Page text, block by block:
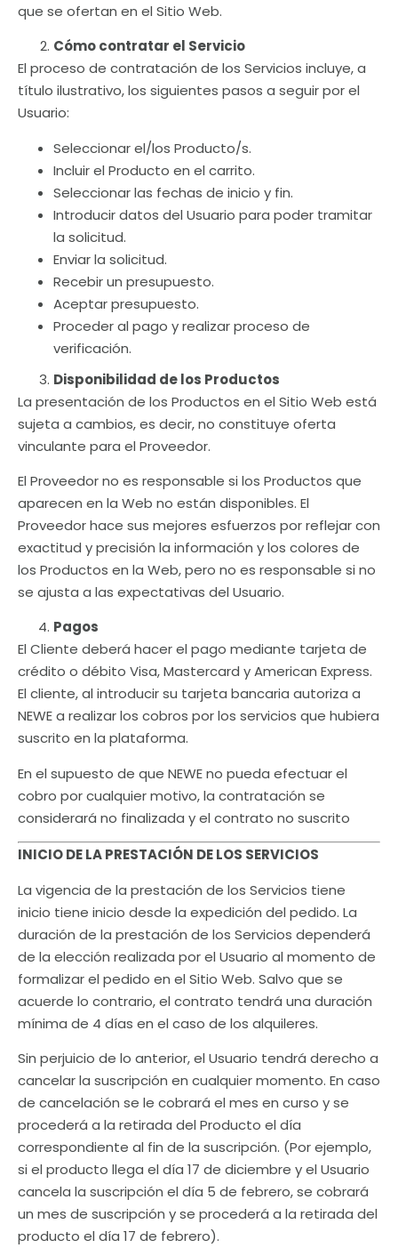
que se ofertan en el Sitio Web.
Cómo contratar el Servicio
El proceso de contratación de los Servicios incluye, a
título ilustrativo, los siguientes pasos a seguir por el
Usuario:
Seleccionar el/los Producto/s.
Incluir el Producto en el carrito.
Seleccionar las fechas de inicio y fin.
Introducir datos del Usuario para poder tramitar
la solicitud.
Enviar la solicitud.
Recebir un presupuesto.
Aceptar presupuesto.
Proceder al pago y realizar proceso de
verificación.
Disponibilidad de los Productos
La presentación de los Productos en el Sitio Web está
sujeta a cambios, es decir, no constituye oferta
vinculante para el Proveedor.
El Proveedor no es responsable si los Productos que
aparecen en la Web no están disponibles. El
Proveedor hace sus mejores esfuerzos por reflejar con
exactitud y precisión la información y los colores de
los Productos en la Web, pero no es responsable si no
se ajusta a las expectativas del Usuario.
Pagos
El Cliente deberá hacer el pago mediante tarjeta de
crédito o débito Visa, Mastercard y American Express.
El cliente, al introducir su tarjeta bancaria autoriza a
NEWE a realizar los cobros por los servicios que hubiera
suscrito en la plataforma.
En el supuesto de que NEWE no pueda efectuar el
cobro por cualquier motivo, la contratación se
considerará no finalizada y el contrato no suscrito
INICIO DE LA PRESTACIÓN DE LOS SERVICIOS
La vigencia de la prestación de los Servicios tiene
inicio tiene inicio desde la expedición del pedido. La
duración de la prestación de los Servicios dependerá
de la elección realizada por el Usuario al momento de
formalizar el pedido en el Sitio Web. Salvo que se
acuerde lo contrario, el contrato tendrá una duración
mínima de 4 días en el caso de los alquileres.
Sin perjuicio de lo anterior, el Usuario tendrá derecho a
cancelar la suscripción en cualquier momento. En caso
de cancelación se le cobrará el mes en curso y se
procederá a la retirada del Producto el día
correspondiente al fin de la suscripción. (Por ejemplo,
si el producto llega el día 17 de diciembre y el Usuario
cancela la suscripción el día 5 de febrero, se cobrará
un mes de suscripción y se procederá a la retirada del
producto el día 17 de febrero).